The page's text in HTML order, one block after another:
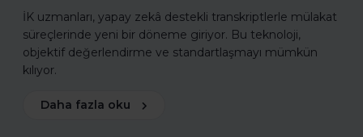
İK uzmanları, yapay zekâ destekli transkriptlerle mülakat
süreçlerinde yeni bir döneme giriyor. Bu teknoloji,
objektif değerlendirme ve standartlaşmayı mümkün
kılıyor.
Daha fazla oku